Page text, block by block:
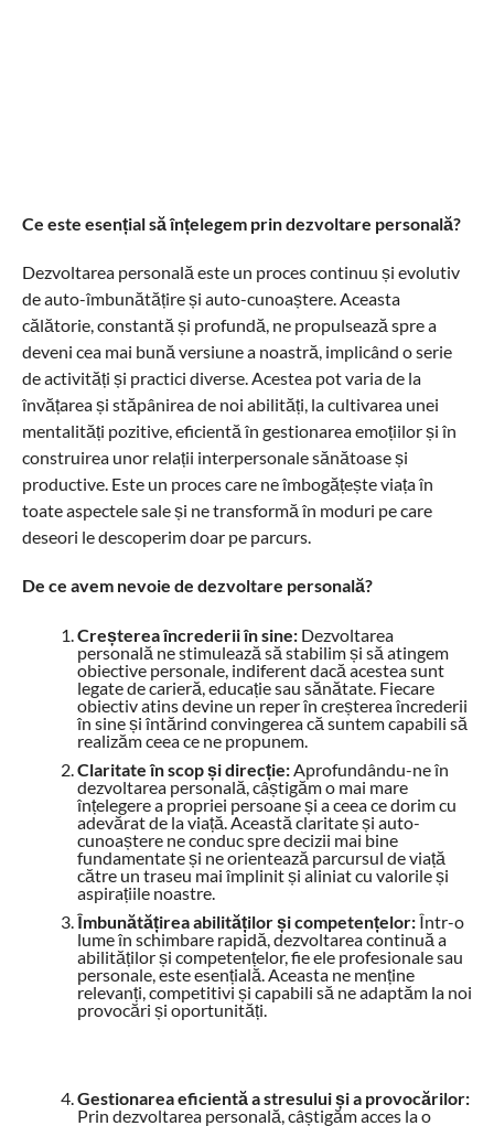
Ce este esențial să înțelegem prin dezvoltare personală?
Dezvoltarea personală este un proces continuu și evolutiv
de auto-îmbunătățire și auto-cunoaștere. Aceasta
călătorie, constantă și profundă, ne propulsează spre a
deveni cea mai bună versiune a noastră, implicând o serie
de activități și practici diverse. Acestea pot varia de la
învățarea și stăpânirea de noi abilități, la cultivarea unei
mentalități pozitive, eficientă în gestionarea emoțiilor și în
construirea unor relații interpersonale sănătoase și
productive. Este un proces care ne îmbogățește viața în
toate aspectele sale și ne transformă în moduri pe care
deseori le descoperim doar pe parcurs.
De ce avem nevoie de dezvoltare personală?
Creșterea încrederii în sine:Dezvoltarea
personală ne stimulează să stabilim și să atingem
obiective personale, indiferent dacă acestea sunt
legate de carieră, educație sau sănătate. Fiecare
obiectiv atins devine un reper în creșterea încrederii
în sine și întărind convingerea că suntem capabili să
realizăm ceea ce ne propunem.
Claritate în scop și direcție:Aprofundându-ne în
dezvoltarea personală, câștigăm o mai mare
înțelegere a propriei persoane și a ceea ce dorim cu
adevărat de la viață. Această claritate și auto-
cunoaștere ne conduc spre decizii mai bine
fundamentate și ne orientează parcursul de viață
către un traseu mai împlinit și aliniat cu valorile și
aspirațiile noastre.
Îmbunătățirea abilităților și competențelor:Într-o
lume în schimbare rapidă, dezvoltarea continuă a
abilităților și competențelor, fie ele profesionale sau
personale, este esențială. Aceasta ne menține
relevanți, competitivi și capabili să ne adaptăm la noi
provocări și oportunități.
Gestionarea eficientă a stresului și a provocărilor:
Prin dezvoltarea personală, câștigăm acces la o